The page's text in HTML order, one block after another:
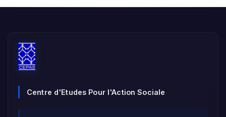
Centre d'Etudes Pour l'Action Sociale